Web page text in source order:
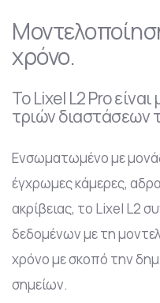
χρόνο.
Το Lixel L2 Pro
τριών διαστάσεων
Ενσωματωμένο με
έγχρωμες κάμερες,
ακρίβειας, το Lixel L2
δεδομένων με τη
χρόνο με σκοπό την
σημείων.